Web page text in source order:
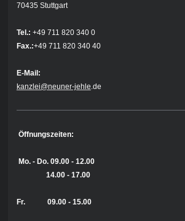
70435 Stuttgart
Tel.: +49 711 820 340 0
Fax.:+49 711 820 340 40
E-Mail:
kanzlei@neuner-jehle .de
Öffnungszeiten:
Mo. - Do. 09.00 - 12.00
14.00 - 17.00
Fr. 09.00 - 15.00